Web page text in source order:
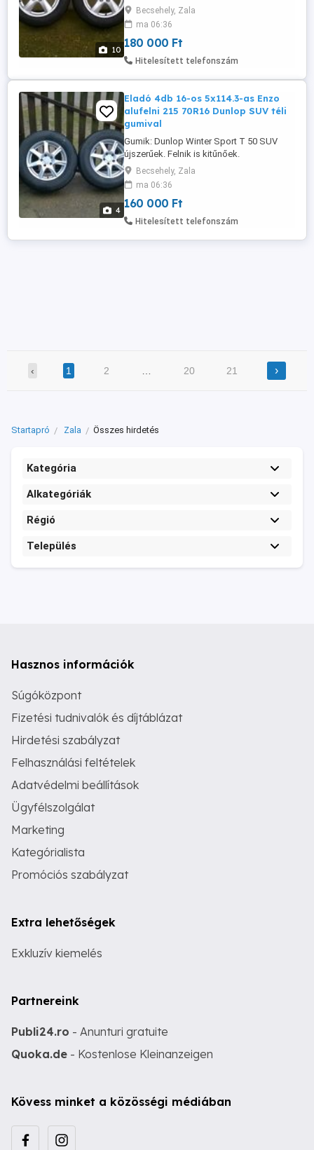
10
Szélesség:6.5j. ET:40. Tehermentesítő
(agyméret) 67, 1mm-es.
Használhatók:Hyundai, Kia, Suzuki,
Honda, Mazda, Mitsubishi, Toyota,
Subaru, Nissan, Crysler, Dodge, Renault,
Becsehely, Zala
ma 06:36
180 000 Ft
Hitelesített telefonszám
4
Eladó 4db 16-os 5x114.3-as Enzo
alufelni 215 70R16 Dunlop SUV téli
gumival
Gumik: Dunlop Winter Sport T 50 SUV
újszerűek. Felnik is kitűnőek.
Szélesség:7j. ET40. Tehermentesítő
(agyméret):70mm-es.
Használhatók:Hyundai, Kia, Mitsubishi,
Toyota, Suzuki, Mazda, Honda, Subaru,
Nissan, Dodge, Crysler, Renault, Dacia,
Becsehely, Zala
ma 06:36
160 000 Ft
Hitelesített telefonszám
‹ 1 2 20 21 ›
Startapró Zala Összes hirdetés
Kategória
Alkategóriák
Régió
Település
Hasznos információk
Súgóközpont
Fizetési tudnivalók és díjtáblázat
Hirdetési szabályzat
Felhasználási feltételek
Adatvédelmi beállítások
Ügyfélszolgálat
Marketing
Kategórialista
Promóciós szabályzat
Extra lehetőségek
Exkluzív kiemelés
Partnereink
Publi24.ro - Anunturi gratuite
Quoka.de - Kostenlose Kleinanzeigen
Kövess minket a közösségi médiában